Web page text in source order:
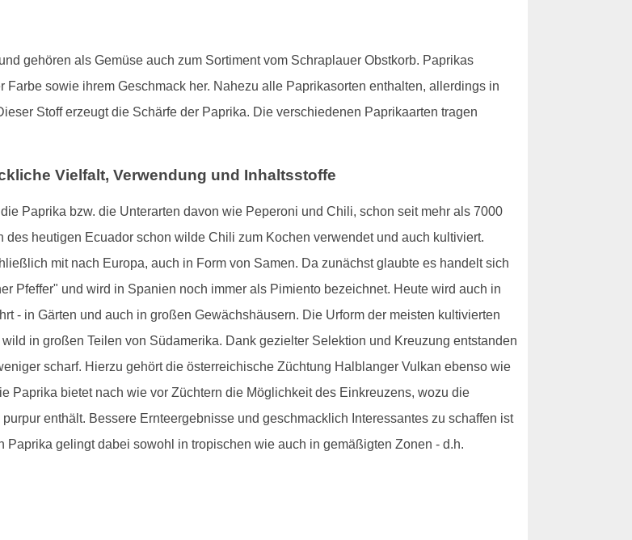
gehören als Gemüse auch zum Sortiment vom Schraplauer Obstkorb. Paprikas
sowie ihrem Geschmack her. Nahezu alle Paprikasorten enthalten, allerdings in
Stoff erzeugt die Schärfe der Paprika. Die verschiedenen Paprikaarten tragen
Vielfalt, Verwendung und Inhaltsstoffe
Paprika bzw. die Unterarten davon wie Peperoni und Chili, schon seit mehr als 7000
heutigen Ecuador schon wilde Chili zum Kochen verwendet und auch kultiviert.
mit nach Europa, auch in Form von Samen. Da zunächst glaubte es handelt sich
Pfeffer" und wird in Spanien noch immer als Pimiento bezeichnet. Heute wird auch in
- in Gärten und auch in großen Gewächshäusern. Die Urform der meisten kultivierten
in großen Teilen von Südamerika. Dank gezielter Selektion und Kreuzung entstanden
scharf. Hierzu gehört die österreichische Züchtung Halblanger Vulkan ebenso wie
Paprika bietet nach wie vor Züchtern die Möglichkeit des Einkreuzens, wozu die
enthält. Bessere Ernteergebnisse und geschmacklich Interessantes zu schaffen ist
gelingt dabei sowohl in tropischen wie auch in gemäßigten Zonen - d.h.